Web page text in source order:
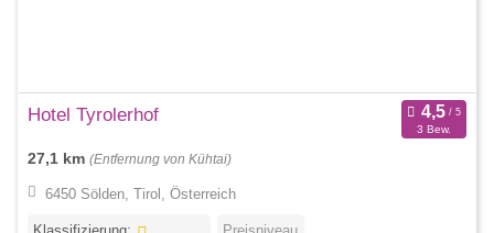
Hotel Tyrolerhof
3 Bew.
27,1 km (Entfernung von Kühtai)
6450 Sölden, Tirol, Österreich